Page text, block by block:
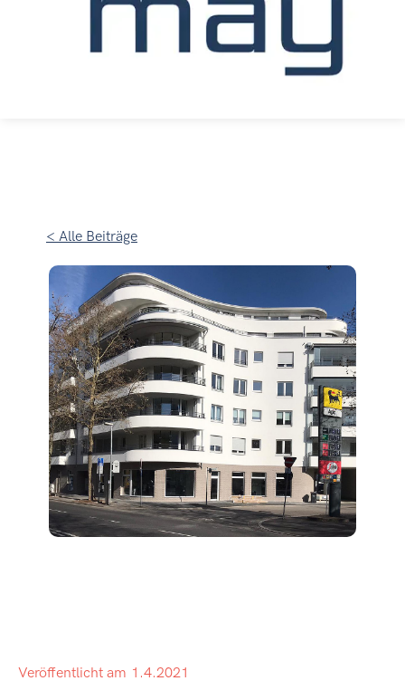
< Alle Beiträge
Veröffentlicht am 1.4.2021